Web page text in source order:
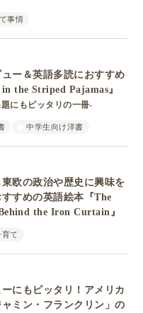
事情
ー＆英語多読におすすめ
the Striped Pajamas』
にもピッタリの一冊-
中学生向け洋書
欧の政治や歴史に興味を
すめの英語絵本『The
the Iron Curtain』
て
にもピッタリ！アメリカ
ミン・フランクリン」の